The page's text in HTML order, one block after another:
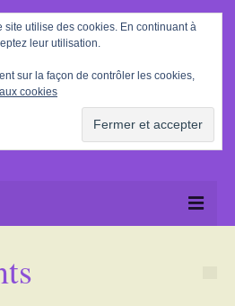
site utilise des cookies. En continuant à
leur utilisation.
sur la façon de contrôler les cookies,
cookies